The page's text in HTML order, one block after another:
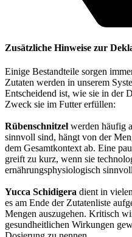
Zusätzliche Hinweise zur
Einige Bestandteile sorgen
Zutaten werden in unserem
Entscheidend ist, wie sie in der
Zweck sie im Futter erfüllen:
Rübenschnitzel werden häufig
sinnvoll sind, hängt von der
dem Gesamtkontext ab. Eine
greift zu kurz, wenn sie
ernährungsphysiologisch
Yucca Schidigera dient in
es am Ende der Zutatenliste
Mengen auszugehen. Kritisch
gesundheitlichen Wirkungen